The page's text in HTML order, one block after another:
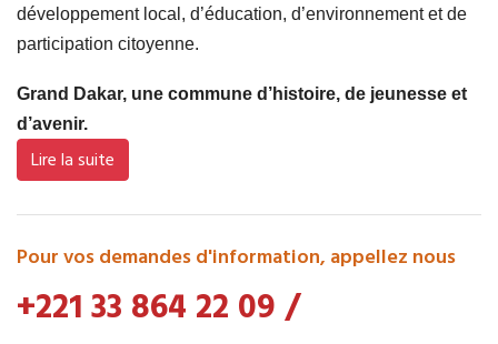
développement local, d’éducation, d’environnement et de
participation citoyenne.
Grand Dakar, une commune d’histoire, de jeunesse et
d’avenir.
Lire la suite
Pour vos demandes d'information, appellez nous
+221 33 864 22 09/